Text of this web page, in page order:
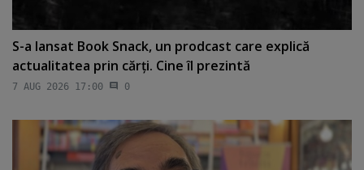
S-a lansat Book Snack, un prodcast care explică
actualitatea prin cărţi. Cine îl prezintă
7 AUG 2026 17:00 0